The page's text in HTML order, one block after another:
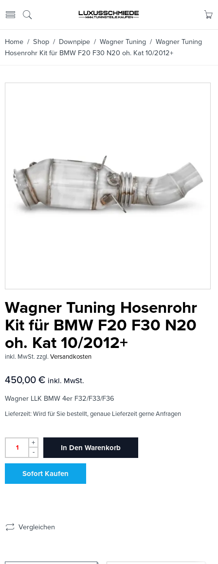
Home / Shop / Downpipe / Wagner Tuning / Wagner Tuning
Hosenrohr Kit für BMW F20 F30 N20 oh. Kat 10/2012+
Wagner Tuning Hosenrohr
Kit für BMW F20 F30 N20
oh. Kat 10/2012+
inkl. MwSt. zzgl. Versandkosten
450,00 € inkl. MwSt.
Wagner LLK BMW 4er F32/F33/F36
Lieferzeit: Wird für Sie bestellt, genaue Lieferzeit gerne Anfragen
+
-
In Den Warenkorb
Sofort Kaufen
Vergleichen